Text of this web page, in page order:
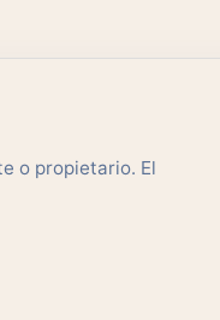
o propietario. El